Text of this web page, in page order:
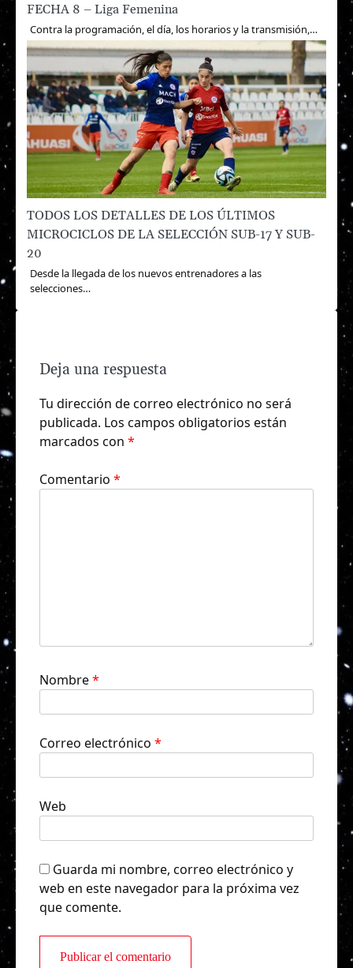
FECHA 8 – Liga Femenina
Contra la programación, el día, los horarios y la transmisión,…
TODOS LOS DETALLES DE LOS ÚLTIMOS
MICROCICLOS DE LA SELECCIÓN SUB-17 Y SUB-
20
Desde la llegada de los nuevos entrenadores a las
selecciones…
Deja una respuesta
Tu dirección de correo electrónico no será
publicada. Los campos obligatorios están
marcados con *
Comentario *
Nombre*
Correo electrónico *
Web
Guarda mi nombre, correo electrónico y
web en este navegador para la próxima vez
que comente.